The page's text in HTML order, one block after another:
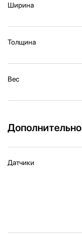
Ширина
Толщина
Вес
Дополнительно
Датчики